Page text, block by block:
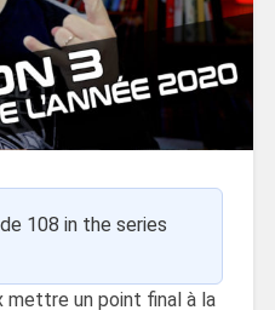
108 in the series
un point final à la